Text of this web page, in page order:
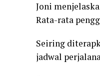
Joni
Rata-rata
Seiring
jadwal